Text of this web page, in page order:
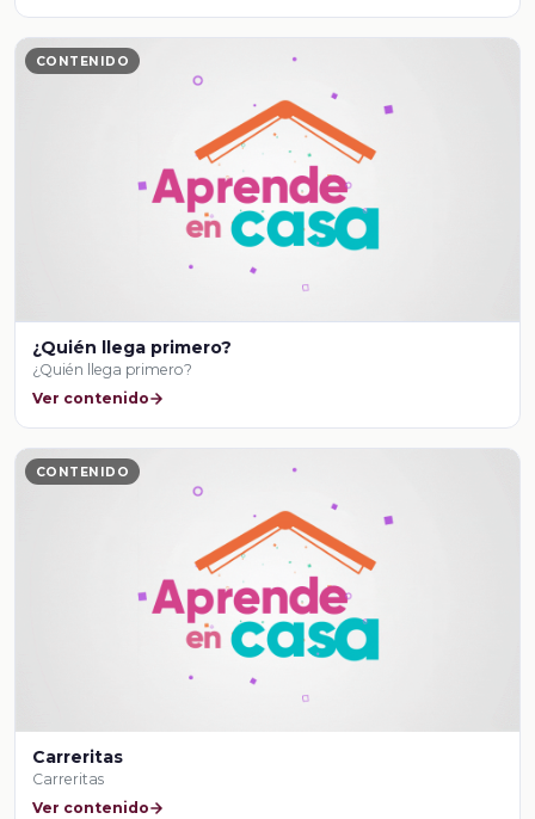
CONTENIDO
¿Quién llega primero?
¿Quién llega primero?
Ver contenido
CONTENIDO
Carreritas
Carreritas
Ver contenido